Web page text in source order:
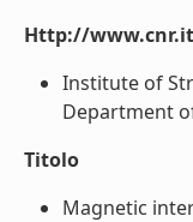
Http://
Institute of
Department
Titolo
Magnetic